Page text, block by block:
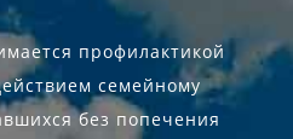
профилактикой
семейному
без попечения